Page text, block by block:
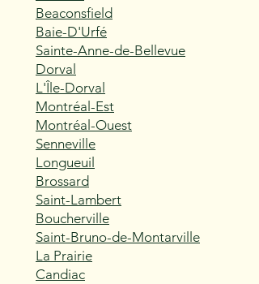
Beaconsfield
Baie-D'Urfé
Sainte-Anne-de-Bellevue
Dorval
L'Île-Dorval
Montréal-Est
Montréal-Ouest
Senneville
Longueuil
Brossard
Saint-Lambert
Boucherville
Saint-Bruno-de-Montarville
La Prairie
Candiac